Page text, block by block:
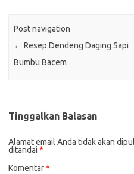
Post navigation
← Resep Dendeng Daging Sapi
Bumbu Bacem
Tinggalkan Balasan
Alamat email Anda tidak akan
ditandai *
Komentar*